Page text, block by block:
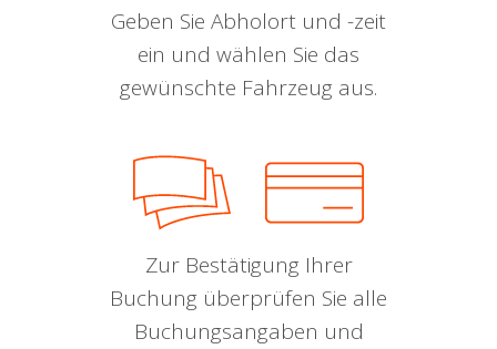
Geben Sie Abholort und -zeit
ein und wählen Sie das
gewünschte Fahrzeug aus.
Zur Bestätigung Ihrer
Buchung überprüfen Sie alle
Buchungsangaben und